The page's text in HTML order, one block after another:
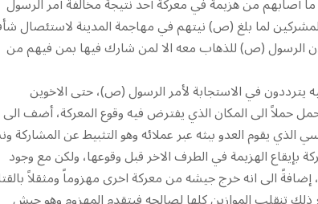
لما بلغ (ص) نيتهم في مهاجمة المدينة لاستئصال
الرسول (ص) للذهاب معه الا لمن شارك فيها بمن فيهم من
يترددون في الاستجابة لأمر الرسول (ص)، حتى الاخوين
حملاً الى المكان الذي يفترض فيه وقوع المعركة، أضف الى
يقوم العدو ببثه عبر عملائه وهو التثبيط عن المشاركة
بإيقاع الهزيمة في الطرف الاخر قبل وقوعها، ولكن مع وجود
إضافةً الى انه خرج جيشه من معركة اخرى مهزوماً ومثقلاً